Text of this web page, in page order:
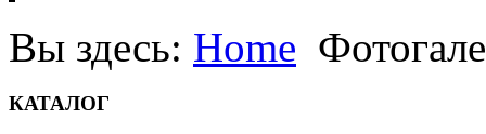
Вы здесь: Home
КАТАЛОГ